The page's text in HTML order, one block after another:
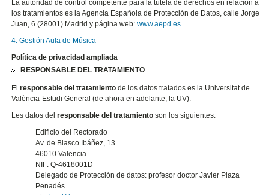
La autoridad de control competente para la tutela de derechos en relación a
los tratamientos es la Agencia Española de Protección de Datos, calle Jorge
Juan, 6 (28001) Madrid y página web:www.aepd.es
4. Gestión Aula de Música
Política de privacidad ampliada
RESPONSABLE DEL TRATAMIENTO
Elresponsable del tratamiento de los datos tratados es la Universitat de
València-Estudi General (de ahora en adelante, la UV).
Les datos delresponsable del tratamientoson los siguientes:
Edificio del Rectorado
Av. de Blasco Ibáñez, 13
46010 Valencia
NIF: Q-4618001D
Delegado de Protección de datos: profesor doctor Javier Plaza
Penadés